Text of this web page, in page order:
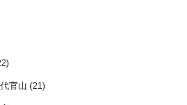
官山 (21)